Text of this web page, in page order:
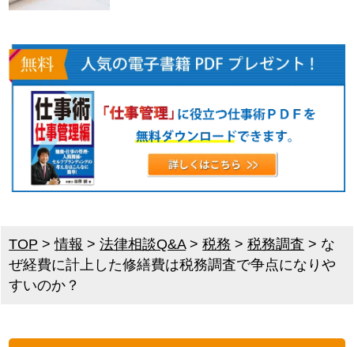
TOP >情報 >法律相談Q&A>税務 >税務調査 > な
ぜ経費に計上した修繕費は税務調査で争点になりや
すいのか？